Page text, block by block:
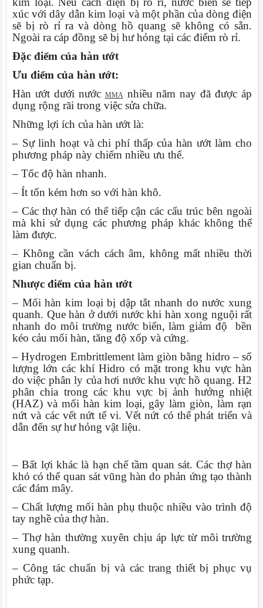
xúc với dây dẫn kim loại và một phần của dòng điện
sẽ bị rò rỉ ra và dòng hồ quang sẽ không có sẵn.
Ngoài ra cáp đồng sẽ bị hư hỏng tại các điểm rò rỉ.
Đặc điểm của hàn ướt
Ưu điểm của hàn ướt:
Hàn ướt dưới nước MMA nhiều năm nay đã được áp
dụng rộng rãi trong việc sửa chữa.
Những lợi ích của hàn ướt là:
– Sự linh hoạt và chi phí thấp của hàn ướt làm cho
phương pháp này chiếm nhiều ưu thế.
– Tốc độ hàn nhanh.
– Ít tốn kém hơn so với hàn khô.
– Các thợ hàn có thể tiếp cận các cấu trúc bên ngoài
mà khi sử dụng các phương pháp khác không thể
làm được.
– Không cần vách cách âm, không mất nhiều thời
gian chuẩn bị.
Nhược điểm của hàn ướt
– Mối hàn kim loại bị dập tắt nhanh do nước xung
quanh. Que hàn ở dưới nước khi hàn xong nguội rất
nhanh do môi trường nước biển, làm giảm độ bền
kéo cảu mối hàn, tăng độ xốp và cứng.
– Hydrogen Embrittlement làm giòn bằng hidro – số
lượng lớn các khí Hidro có mặt trong khu vực hàn
do việc phân ly của hơi nước khu vực hồ quang. H2
phân chia trong các khu vực bị ảnh hưởng nhiệt
(HAZ) và mối hàn kim loại, gây làm giòn, làm rạn
nứt và các vết nứt tế vi. Vết nứt có thể phát triển và
dẫn đến sự hư hỏng vật liệu.
– Bất lợi khác là hạn chế tầm quan sát. Các thợ hàn
khó có thể quan sát vũng hàn do phản ứng tạo thành
các đám mây.
– Chất lượng mối hàn phụ thuộc nhiều vào trình độ
tay nghề của thợ hàn.
– Thợ hàn thường xuyên chịu áp lực từ môi trường
xung quanh.
– Công tác chuẩn bị và các trang thiết bị phục vụ
phức tạp.